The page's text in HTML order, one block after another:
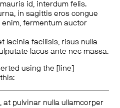
id, interdum felis.
in sagittis eros congue
fermentum auctor
lacinia facilisis, risus nulla
lacus ante nec massa.
using the [line]
at pulvinar nulla ullamcorper